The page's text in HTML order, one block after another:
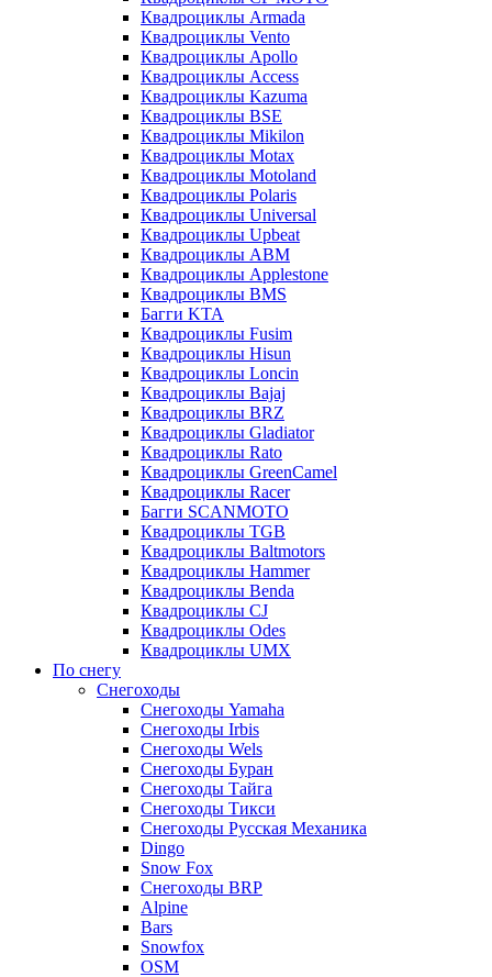
Квадроциклы Armada
Квадроциклы Vento
Квадроциклы Apollo
Квадроциклы Access
Квадроциклы Kazuma
Квадроциклы BSE
Квадроциклы Mikilon
Квадроциклы Motax
Квадроциклы Motoland
Квадроциклы Polaris
Квадроциклы Universal
Квадроциклы Upbeat
Квадроциклы ABM
Квадроциклы Applestone
Квадроциклы BMS
Багги KTA
Квадроциклы Fusim
Квадроциклы Hisun
Квадроциклы Loncin
Квадроциклы Bajaj
Квадроциклы BRZ
Квадроциклы Gladiator
Квадроциклы Rato
Квадроциклы GreenCamel
Квадроциклы Racer
Багги SCANMOTO
Квадроциклы TGB
Квадроциклы Baltmotors
Квадроциклы Hammer
Квадроциклы Benda
Квадроциклы CJ
Квадроциклы Odes
Квадроциклы UMX
По снегу
Снегоходы
Снегоходы Yamaha
Снегоходы Irbis
Снегоходы Wels
Снегоходы Буран
Снегоходы Тайга
Снегоходы Тикси
Снегоходы Русская Механика
Dingo
Snow Fox
Снегоходы BRP
Alpine
Bars
Snowfox
OSM